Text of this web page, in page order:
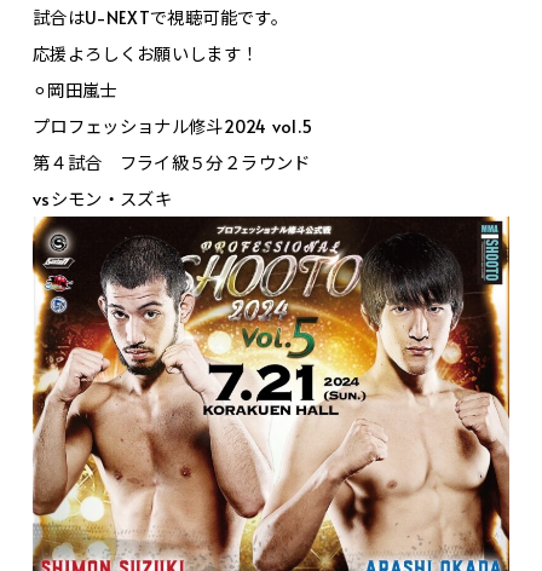
試合はU-NEXTで視聴可能です。
応援よろしくお願いします！
⚪︎岡田嵐士
プロフェッショナル修斗2024 vol.5
第４試合 フライ級５分２ラウンド
vsシモン・スズキ